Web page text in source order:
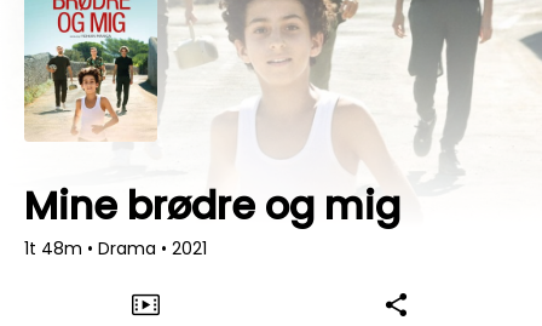
Mine brødre og mig
1t 48m • Drama • 2021